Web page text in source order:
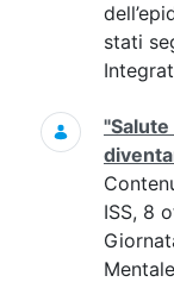
stati
ISS, 8